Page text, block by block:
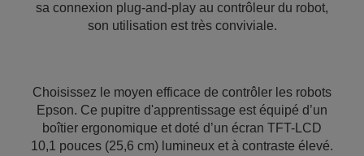
sa connexion plug-and-play au contrôleur du robot,
son utilisation est très conviviale.
Choisissez le moyen efficace de contrôler les robots
Epson. Ce pupitre d'apprentissage est équipé d’un
boîtier ergonomique et doté d’un écran TFT-LCD
10,1 pouces (25,6 cm) lumineux et à contraste élevé.